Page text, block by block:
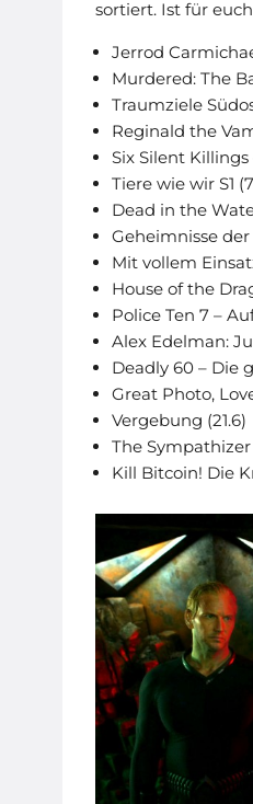
sortiert. Ist für
Jerrod
Murdered: The
Traumziele
Reginald the
Six Silent Killings
Tiere wie wir S1
Dead in the
Geheimnisse der
Mit vollem
House of the
Police Ten 7 –
Alex Edelman:
Deadly 60 – Die
Great Photo,
Vergebung (21.6)
The Sympathizer
Kill Bitcoin! Die